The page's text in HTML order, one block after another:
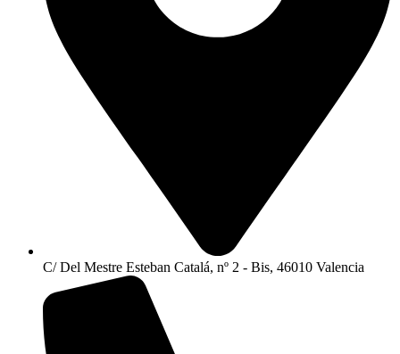
C/ Del Mestre Esteban Catalá, nº 2 - Bis, 46010 Valencia